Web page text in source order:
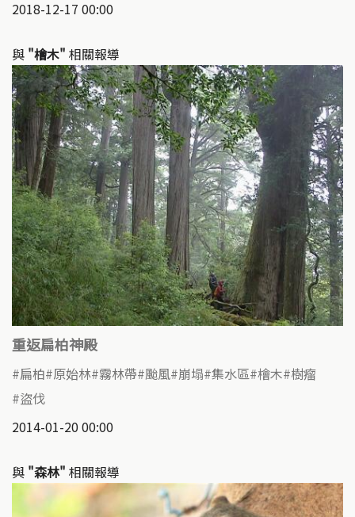
2018-12-17 00:00
與 "檜木" 相關報導
重返扁柏神殿
扁柏 原始林 霧林帶 颱風 崩塌 集水區 檜木 樹瘤
盜伐
2014-01-20 00:00
與 "森林" 相關報導